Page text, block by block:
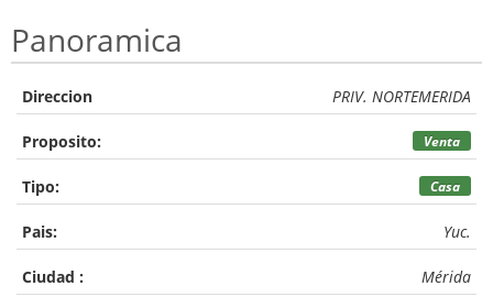
Panoramica
Direccion PRIV. NORTEMERIDA
Proposito: Venta
Tipo: Casa
Pais: Yuc.
Ciudad : Mérida